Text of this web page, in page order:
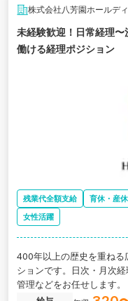
株式会社八芳園ホールデ
未経験歓迎！日常経理〜
働ける経理ポジション
残業代全額支給 育休・産
女性活躍
400年以上の歴史を重ねる
ションです。日次・月次
管理などをお任せします。